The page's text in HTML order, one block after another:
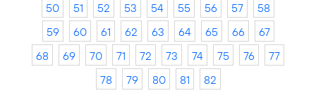
50
51 52 53 54 55 56 57
58
59
60 61 62 63 64 65 66
67
68
69 70 71 72 73 74 75 76
77
78
79 80 81 82